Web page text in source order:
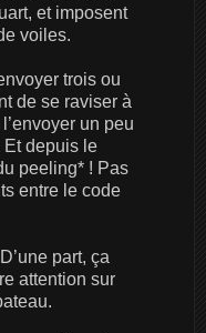
et imposent
voiles.
trois ou
de se raviser à
un peu
Et depuis le
peeling* ! Pas
entre le code
part, ça
attention sur